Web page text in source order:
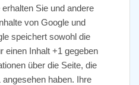
Sie und andere
von Google und
speichert sowohl die
einen Inhalt +1 gegeben
über die Seite, die
haben. Ihre